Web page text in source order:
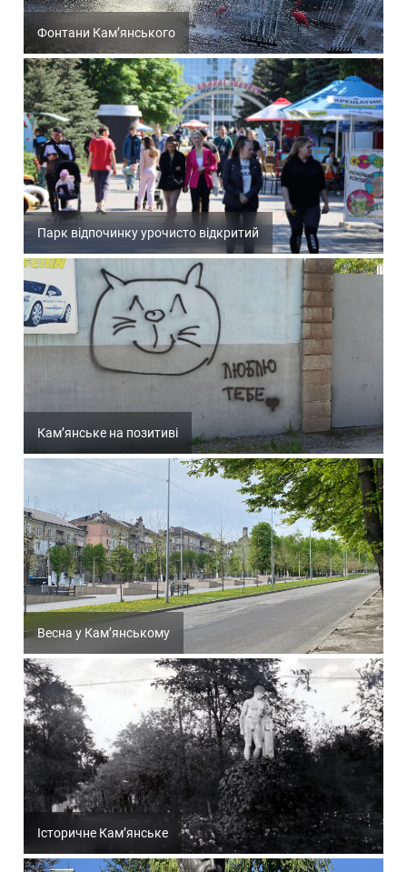
Фонтани Кам’янського
Парк відпочинку урочисто відкритий
Кам’янське на позитиві
Весна у Кам’янському
Історичне Кам’янське